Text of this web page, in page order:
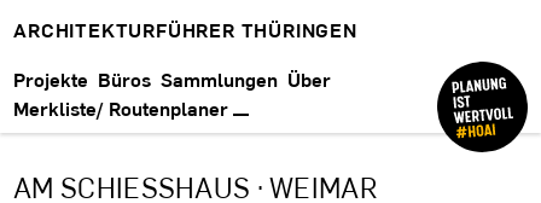
ARCHITEKTURFÜHRER THÜRINGEN
Projekte Büros Sammlungen Über
Merkliste/ Routenplaner
AM SCHIESSHAUS · WEIMAR